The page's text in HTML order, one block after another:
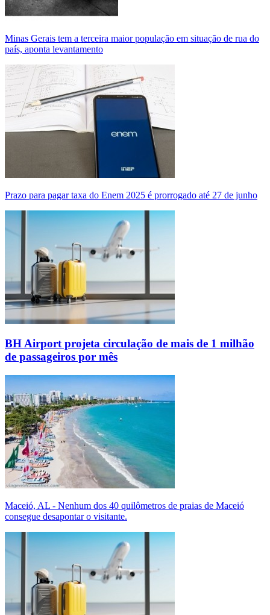
Minas Gerais tem a terceira maior população em situação de rua do
país, aponta levantamento
Prazo para pagar taxa do Enem 2025 é prorrogado até 27 de junho
BH Airport projeta circulação de mais de 1 milhão
de passageiros por mês
Maceió, AL - Nenhum dos 40 quilômetros de praias de Maceió
consegue desapontar o visitante.